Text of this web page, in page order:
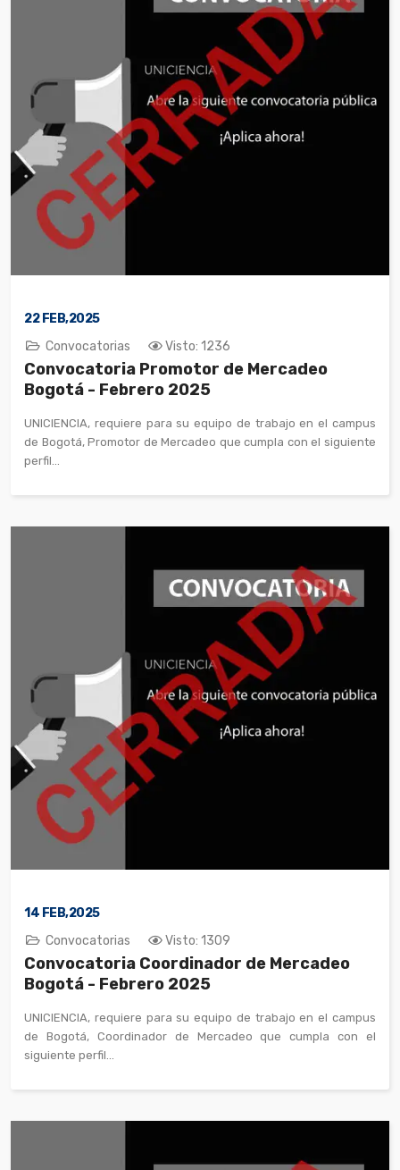
22FEB,2025
Convocatorias
Visto: 1236
Convocatoria Promotor de Mercadeo
Bogotá - Febrero 2025
UNICIENCIA, requiere para su equipo de trabajo en el campus
de Bogotá, Promotor de Mercadeo que cumpla con el siguiente
perfil...
14 FEB,2025
Convocatorias
Visto: 1309
Convocatoria Coordinador de Mercadeo
Bogotá - Febrero 2025
UNICIENCIA, requiere para su equipo de trabajo en el campus
de Bogotá, Coordinador de Mercadeo que cumpla con el
siguiente perfil...